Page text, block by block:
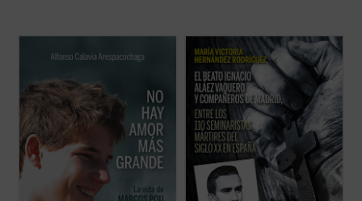
sencilla, que es posible vivir de verdad y
la manera en que nos miran, nos hacen
vislumbrar aquello para lo que hemos sido
creados. Este libro ofrece un espacio para
(ver ficha)
La beatificación de estos 11 mártires, en
2026, coincide con el noventa aniversario
de la explosión sangrienta, en 1936, de la
persecución del siglo XX en España. La
postuladora de su Causa de beatificación
presenta aquí una breve pero ...
(ver ficha)